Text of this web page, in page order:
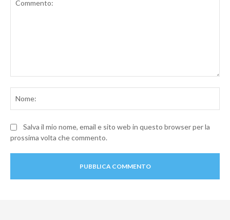
Salva il mio nome, email e sito web in questo browser per la
prossima volta che commento.